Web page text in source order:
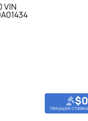
$0
текущая ставка